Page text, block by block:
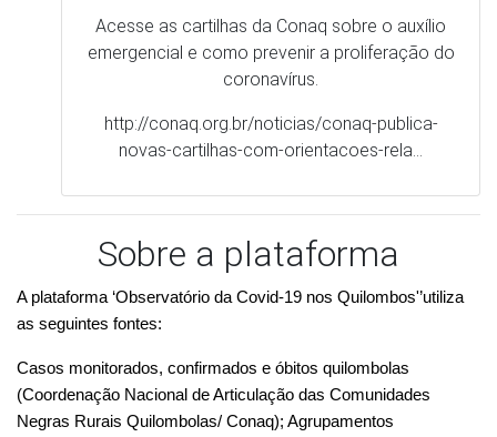
Sobre a plataforma
A plataforma ‘Observatório da Covid-19 nos Quilombos'’utiliza
Casos monitorados, confirmados e óbitos quilombolas
quilombolas e limites administrativos dos municípios (IBGE,
abr/2020); Casos e óbitos gerais Covid-19 por UF (secretarias
estaduais de saúde via
Brasil.io , 2020); Informações
hospitalares (Cadastro Nacional de Estabelecimento de Saúde,
fev/2020). A geocodificação dos dados foi realizada via
Ressaltamos que apesar da previsão constitucional de titulação
dos territórios quilombolas, até hoje o Estado brasileiro não